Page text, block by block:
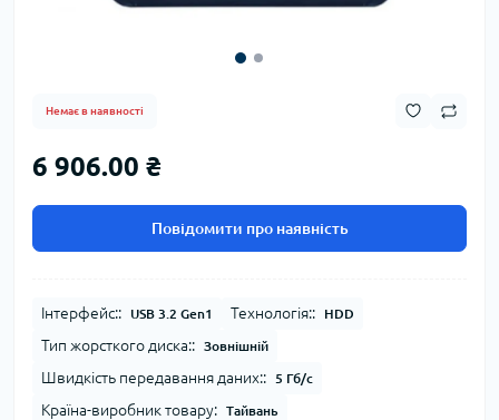
Немає в наявності
6 906.00 ₴
Повідомити про наявність
Інтерфейс:: USB 3.2 Gen1 Технологія:: HDD
Тип жорсткого диска:: Зовнішній
Швидкість передавання даних:: 5 Гб/с
Країна-виробник товару: Тайвань